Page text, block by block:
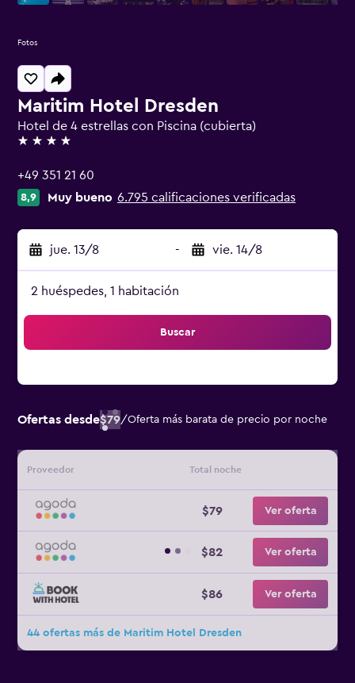
Maritim Hotel Dresden
Hotel de 4 estrellas con Piscina (cubierta)
4 estrellas
+49 351 21 60
8,9 Muy bueno 6.795 calificaciones verificadas
jue. 13/8 - vie. 14/8
2 huéspedes, 1 habitación
Buscar
Ofertas desde$79/Oferta más barata de precio por noche
Proveedor Total noche
$79 Ver oferta
$82 Ver oferta
$86 Ver oferta
44 ofertas más de Maritim Hotel Dresden
Fotos